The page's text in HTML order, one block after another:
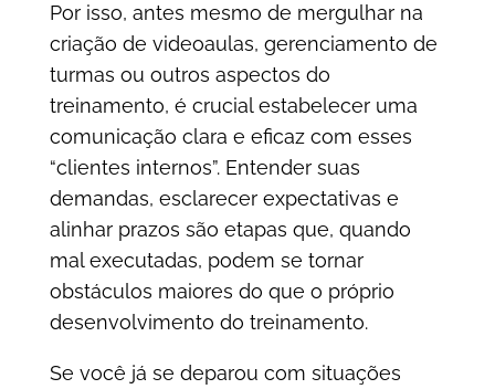
Por isso, antes mesmo de mergulhar na
criação de videoaulas, gerenciamento de
turmas ou outros aspectos do
treinamento, é crucial estabelecer uma
comunicação clara e eficaz com esses
“clientes internos”. Entender suas
demandas, esclarecer expectativas e
alinhar prazos são etapas que, quando
mal executadas, podem se tornar
obstáculos maiores do que o próprio
desenvolvimento do treinamento.
Se você já se deparou com situações